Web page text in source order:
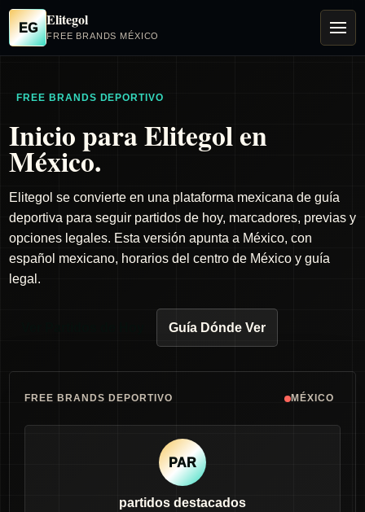
EG Elitegol
FREE BRANDS MÉXICO
FREE BRANDS DEPORTIVO
Inicio para Elitegol en
México.
Elitegol se convierte en una plataforma mexicana de guía
deportiva para seguir partidos de hoy, marcadores, previas y
opciones legales. Esta versión apunta a México, con
español mexicano, horarios del centro de México y guía
legal.
Guía Dónde Ver
FREE BRANDS DEPORTIVO MÉXICO
PAR
partidos destacados